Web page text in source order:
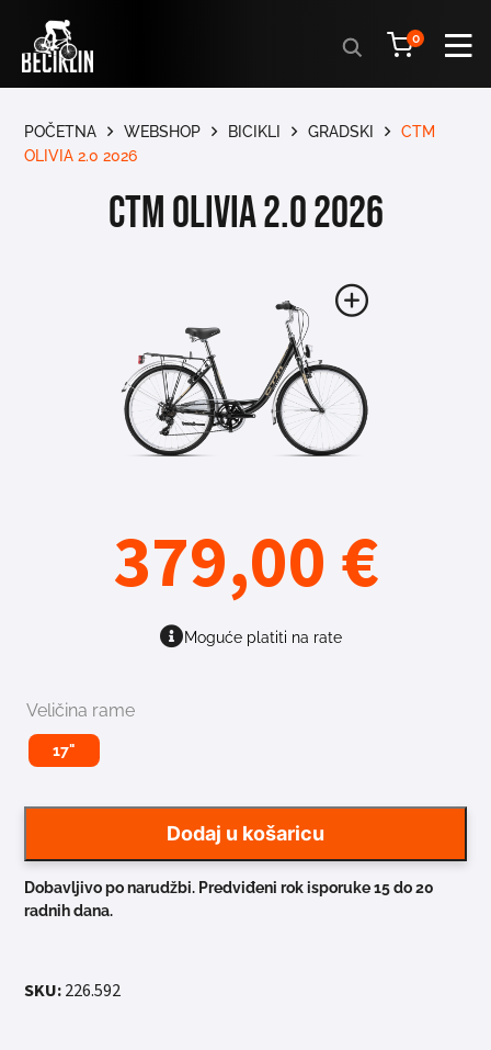
Products
search
0
POČETNA WEBSHOP BICIKLI GRADSKI
CTM
OLIVIA 2.0 2026
CTM OLIVIA 2.0 2026
379,00€
Moguće platiti na rate
Veličina rame
17"
Dodaj u košaricu
Dobavljivo po narudžbi. Predviđeni rok isporuke 15 do 20
radnih dana.
SKU:226.592